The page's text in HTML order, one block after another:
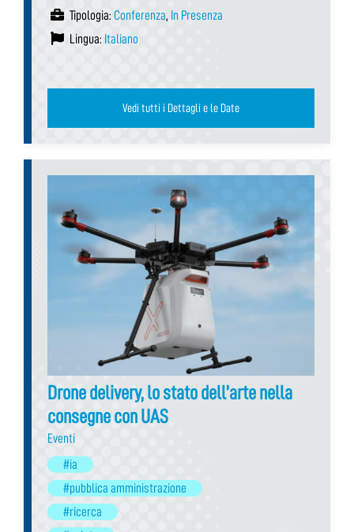
Tipologia: Conferenza, In Presenza
Lingua: Italiano
Vedi tutti i Dettagli e le Date
Drone delivery, lo stato dell’arte nella
consegne con UAS
Eventi
#ia
#pubblica amministrazione
#ricerca